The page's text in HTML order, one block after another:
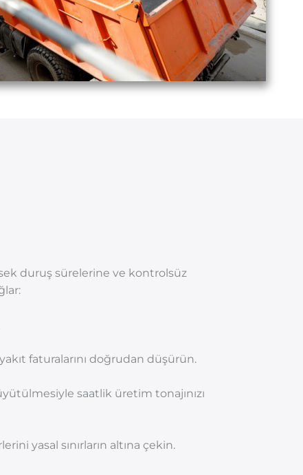
duruş sürelerine ve kontrolsüz
faturalarını doğrudan düşürün.
saatlik üretim tonajınızı
yasal sınırların altına çekin.